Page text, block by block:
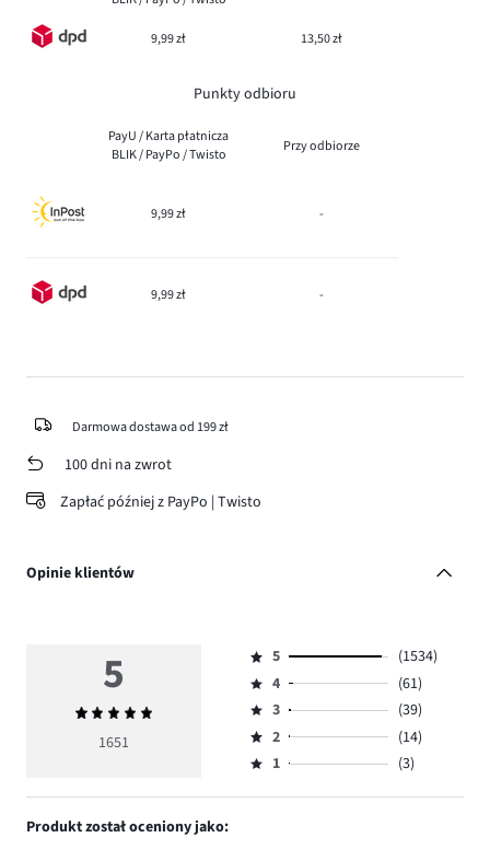
9,99 zł 13,50 zł
Punkty odbioru
PayU / Karta płatnicza
BLIK / PayPo / Twisto
Przy odbiorze
9,99 zł -
9,99 zł -
Darmowa dostawa od 199 zł
100 dni na zwrot
Zapłać później z PayPo | Twisto
Opinie klientów
5
Średnia
ocena
1651
Ocena
5,
ilość
głosów
1534.
5
(1534)
Ocena
4,
ilość
głosów
4
(61)
Ocena
3,
ilość
3
(39)
Ocena
2,
2
(14)
Ocena
1,
1 (3)
Produkt został oceniony jako: